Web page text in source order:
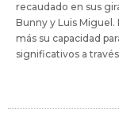
recaudado en sus
Bunny y Luis Miguel.
más su capacidad
significativos a